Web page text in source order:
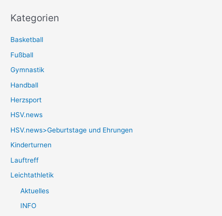
Kategorien
Basketball
Fußball
Gymnastik
Handball
Herzsport
HSV.news
HSV.news>Geburtstage und Ehrungen
Kinderturnen
Lauftreff
Leichtathletik
Aktuelles
INFO